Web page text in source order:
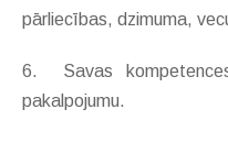
pārliecības, dzimuma,
6. Savas
pakalpojumu.